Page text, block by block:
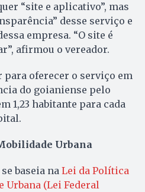
“site e aplicativo”, mas
desse serviço e
empresa. “O site é
afirmou o vereador.
para oferecer o serviço em
do goianiense pelo
1,23 habitante para cada
Urbana
baseia na Lei da Política
Urbana (Lei Federal